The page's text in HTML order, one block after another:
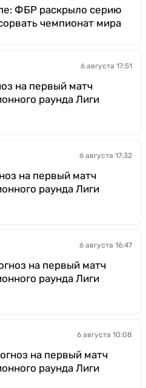
ФБР раскрыло серию
чемпионат мира
6 августа 17:51
на первый матч
раунда Лиги
6 августа 17:32
на первый матч
раунда Лиги
6 августа 16:47
на первый матч
раунда Лиги
6 августа 10:08
на первый матч
раунда Лиги